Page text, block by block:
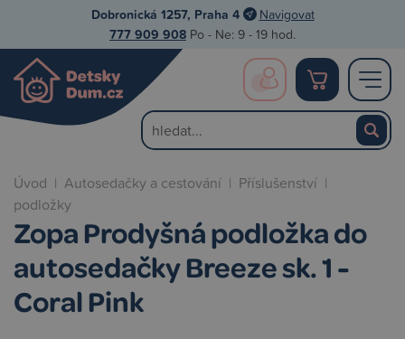
Dobronická 1257, Praha 4 Navigovat
777 909 908 Po - Ne: 9 - 19 hod.
Úvod | Autosedačky a cestování | Příslušenství |
podložky
Zopa Prodyšná podložka do
autosedačky Breeze sk. 1 -
Coral Pink